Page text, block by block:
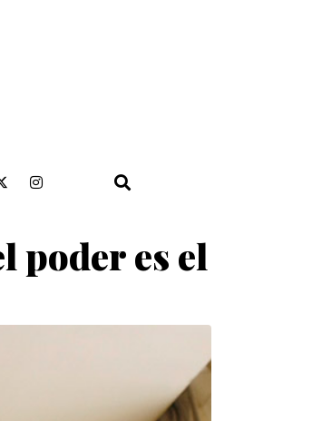
poder es el